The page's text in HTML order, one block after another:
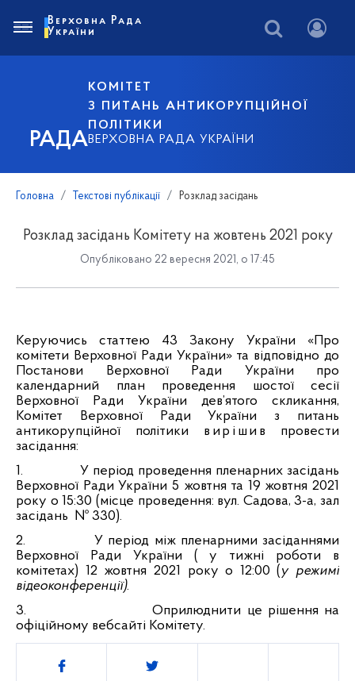
РАДА
КОМІТЕТ
З ПИТАНЬ АНТИКОРУПЦІЙНОЇ
ПОЛІТИКИ
ВЕРХОВНА РАДА УКРАЇНИ
Верховна Рада
України
Головна Текстові публікації Розклад засідань
Розклад засідань Комітету на жовтень 2021 року
Опубліковано 22 вересня 2021, о 17:45
Керуючись статтею 43 Закону України «Про
комітети Верховної Ради України» та відповідно до
Постанови Верховної Ради України про
календарний план проведення шостої сесії
Верховної Ради України дев’ятого скликання,
Комітет Верховної Ради України з питань
антикорупційної політики виріши в провести
засідання:
1.
У період проведення пленарних засідань
Верховної Ради України 5 жовтня та 19 жовтня 2021
року о 15:30 (місце проведення: вул. Садова, 3-а, зал
засідань
№ 330).
2.
У період між пленарними засіданнями
Верховної Ради України ( у тижні роботи в
комітетах) 12 жовтня 2021 року о 12:00 ( у режимі
відеоконференції).
3.
Оприлюднити це рішення на
офіційному вебсайті Комітету.
Поділитись